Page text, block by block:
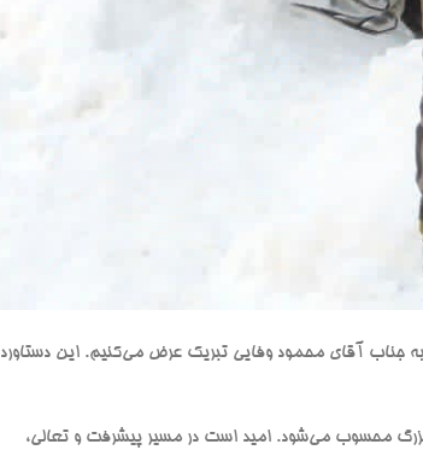
جناب آقای محمود وفایی تبریک عرض می‌کنیم. این دستاورد
بزرگ محسوب می‌شود. امید است در مسیر پیشرفت و تعالی،